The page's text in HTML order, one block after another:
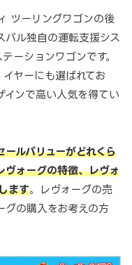
ツーリングワゴンの後
バル独自の運転支援シス
ーションワゴンです。
ヤーにも選ばれてお
インで高い人気を得てい
ールバリューがどれくら
ヴォーグの特徴、レヴォ
ます。レヴォーグの売
グの購入をお考えの方